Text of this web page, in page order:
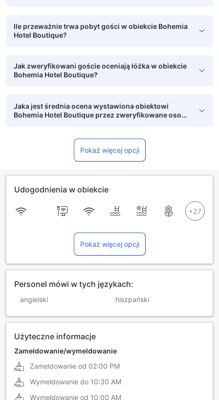
Ile przeważnie trwa pobyt gości w obiekcie Bohemia
Hotel Boutique?
Jak zweryfikowani goście oceniają łóżka w obiekcie
Bohemia Hotel Boutique?
Jaka jest średnia ocena wystawiona obiektowi
Bohemia Hotel Boutique przez zweryfikowane osoby
Pokaż więcej opcji
Udogodnienia w obiekcie
Pokaż więcej opcji
Personel mówi w tych językach:
angielski hiszpański
Użyteczne informacje
Zameldowanie/wymeldowanie
Zameldowanie od 02:00 PM
Wymeldowanie do 10:30 AM
Wymeldowanie od 10:00 AM